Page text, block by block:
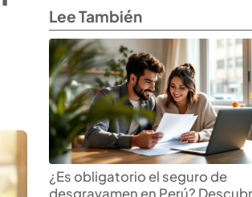
Lee También
¿Es obligatorio el seguro de
desgravamen en Perú?